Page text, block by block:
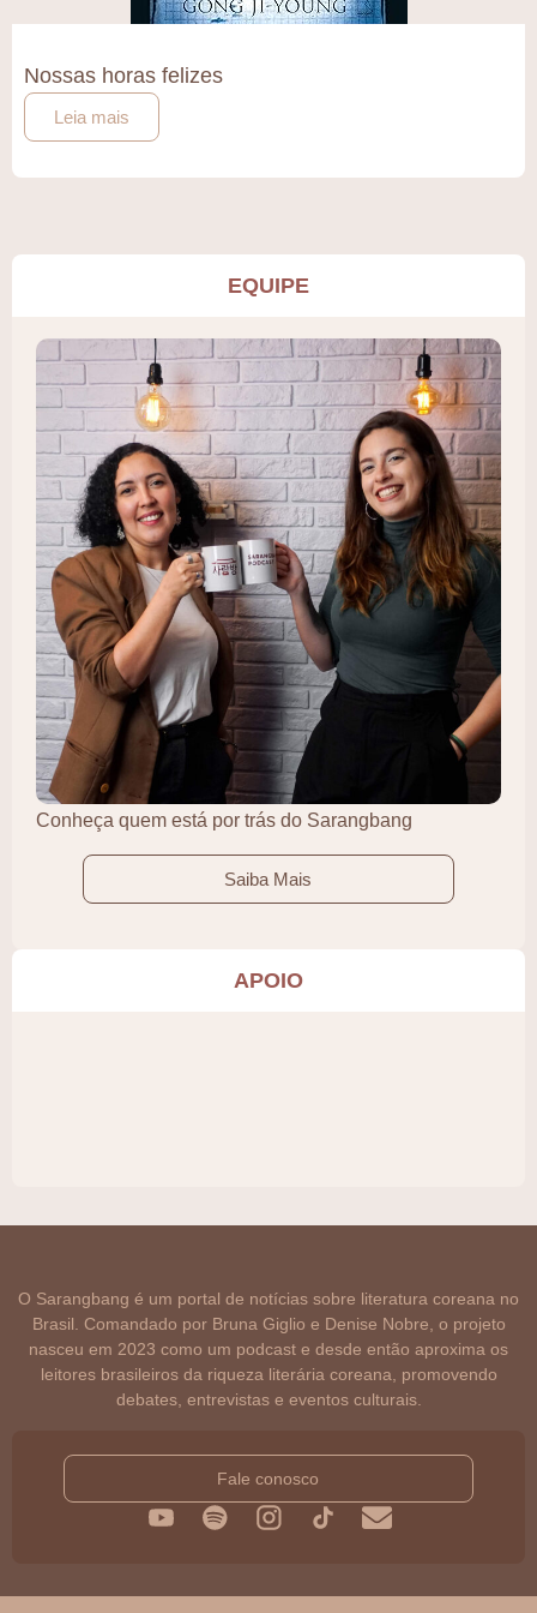
Nossas horas felizes
Leia mais
EQUIPE
Conheça quem está por trás do Sarangbang
Saiba Mais
APOIO
O Sarangbang é um portal de notícias sobre literatura coreana no
Brasil. Comandado por Bruna Giglio e Denise Nobre, o projeto
nasceu em 2023 como um podcast e desde então aproxima os
leitores brasileiros da riqueza literária coreana, promovendo
debates, entrevistas e eventos culturais.
Fale conosco